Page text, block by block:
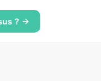
? →